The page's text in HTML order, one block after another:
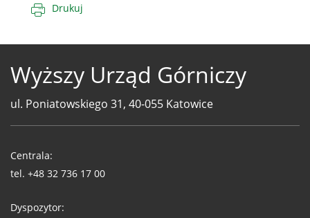
Drukuj
Wyższy Urząd Górniczy
ul. Poniatowskiego 31, 40-055 Katowice
WUG
Centrala:
tel. +48 32 736 17 00
Dyspozytor: